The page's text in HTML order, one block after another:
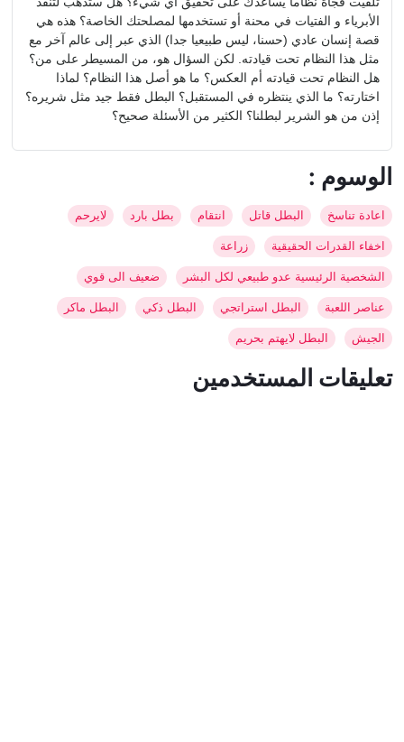
الأبرياء و الفتيات في محنة أو تستخدمها لمصلحتك الخاصة؟ هذه هي
قصة إنسان عادي (حسنا، ليس طبيعيا جدا) الذي عبر إلى عالم آخر مع
مثل هذا النظام تحت قيادته. لكن السؤال هو، من المسيطر على من؟
هل النظام تحت قيادته أم العكس؟ ما هو أصل هذا النظام؟ لماذا
اختارته؟ ما الذي ينتظره في المستقبل؟ البطل فقط جيد مثل شريره؟
إذن من هو الشرير لبطلنا؟ الكثير من الأسئلة صحيح؟
: الوسوم
اعادة تناسخ البطل قاتل انتقام بطل بارد لايرحم
اخفاء القدرات الحقيقية زراعة
الشخصية الرئيسية عدو طبيعي لكل البشر ضعيف الى قوي
عناصر اللعبة البطل استراتجي البطل ذكي البطل ماكر
الجيش البطل لايهتم بحريم
تعليقات المستخدمين